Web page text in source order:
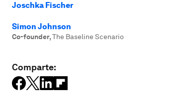
Joschka Fischer
Simon Johnson
Co-founder,The Baseline Scenario
Comparte: